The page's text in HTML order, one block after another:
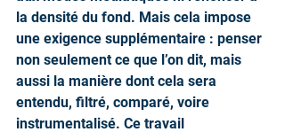
la densité du fond. Mais cela impose
une exigence supplémentaire : penser
non seulement ce que l’on dit, mais
aussi la manière dont cela sera
entendu, filtré, comparé, voire
instrumentalisé. Ce travail